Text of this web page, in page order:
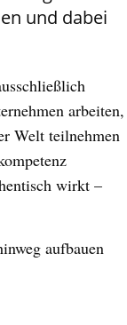
und dabei
arbeiten,
Welt teilnehmen
wirkt –
aufbauen